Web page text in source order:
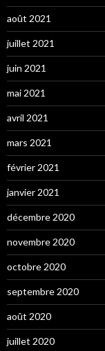
août 2021
juillet 2021
juin 2021
mai 2021
avril 2021
mars 2021
février 2021
janvier 2021
décembre 2020
novembre 2020
octobre 2020
septembre 2020
août 2020
juillet 2020